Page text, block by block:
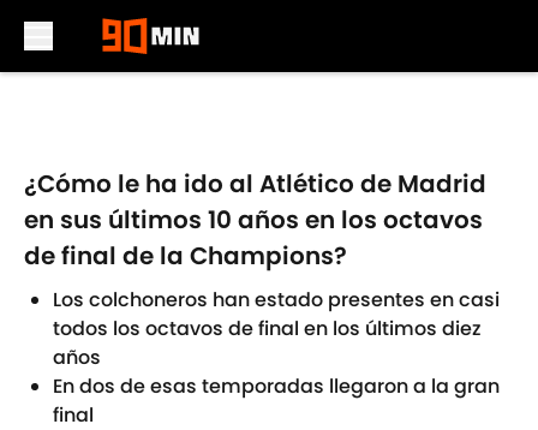
¿Cómo le ha ido al Atlético de Madrid
en sus últimos 10 años en los octavos
de final de la Champions?
Los colchoneros han estado presentes en casi
todos los octavos de final en los últimos diez
años
En dos de esas temporadas llegaron a la gran
final